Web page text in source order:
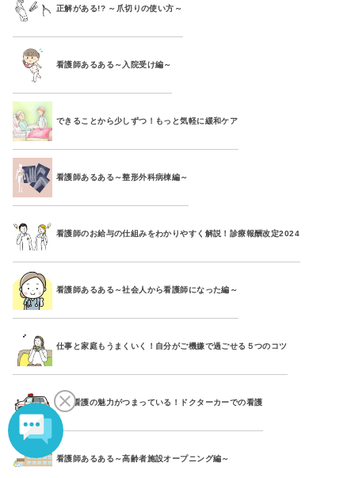
正解がある!? ～爪切りの使い方～
看護師あるある～入院受け編～
できることから少しずつ！もっと気軽に緩和ケア
看護師あるある～整形外科病棟編～
看護師のお給与の仕組みをわかりやすく解説！診療報酬改定2024
看護師あるある～社会人から看護師になった編～
仕事と家庭もうまくいく！自分がご機嫌で過ごせる５つのコツ
救急看護の魅力がつまっている！ドクターカーでの看護
看護師あるある～高齢者施設オープニング編～